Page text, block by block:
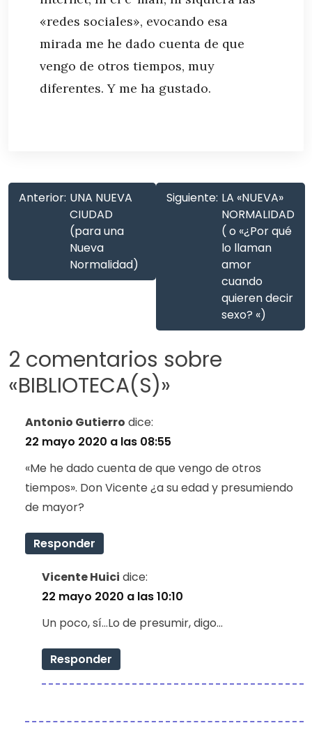
«redes sociales», evocando esa
mirada me he dado cuenta de que
vengo de otros tiempos, muy
diferentes. Y me ha gustado.
Anterior: UNA NUEVA
CIUDAD
(para una
Nueva
Normalidad)
Siguiente: LA «NUEVA»
NORMALIDAD
( o «¿Por qué
lo llaman
amor
cuando
quieren decir
sexo? «)
2 comentarios sobre
«BIBLIOTECA(S)»
Antonio Gutierro dice:
22 mayo 2020 a las 08:55
«Me he dado cuenta de que vengo de otros
tiempos». Don Vicente ¿a su edad y presumiendo
de mayor?
Responder
Vicente Huici dice:
22 mayo 2020 a las 10:10
Un poco, sí…Lo de presumir, digo…
Responder